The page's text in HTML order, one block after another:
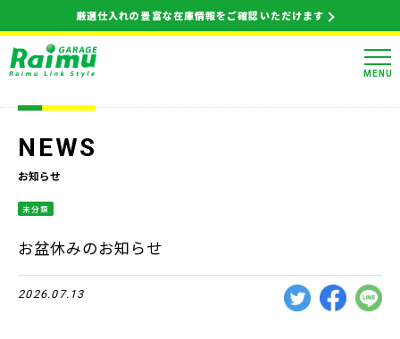
厳選仕入れの豊富な在庫情報をご確認いただけます
MENU
NEWS
お知らせ
未分類
お盆休みのお知らせ
2026.07.13